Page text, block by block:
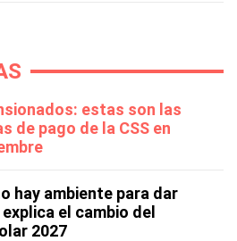
estas son las
de pago de la CSS en
hay ambiente para dar
el cambio del
2027